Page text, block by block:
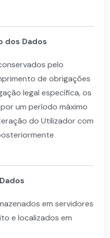
dos Dados
pelo
de obrigações
legal específica, os
um período máximo
do Utilizador com
em servidores
e localizados em